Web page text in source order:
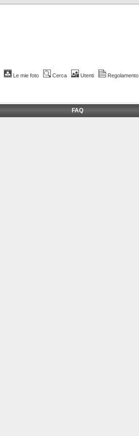
Le mie foto Cerca Utenti Regolamento
FAQ